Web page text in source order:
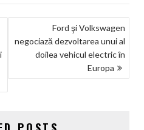
Ford şi Volkswagen
negociază dezvoltarea unui al
doilea vehicul electric în
Europa